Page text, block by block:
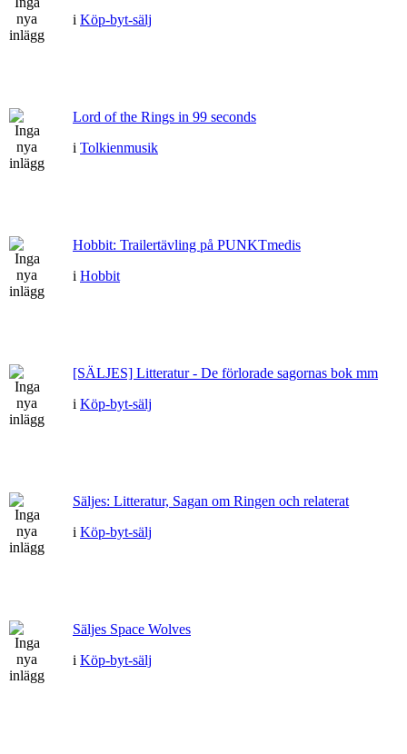
i Köp-byt-sälj
Lord of the Rings in 99 seconds
i Tolkienmusik
Hobbit: Trailertävling på PUNKTmedis
i Hobbit
[SÄLJES] Litteratur - De förlorade sagornas bok mm
i Köp-byt-sälj
Säljes: Litteratur, Sagan om Ringen och relaterat
i Köp-byt-sälj
Säljes Space Wolves
i Köp-byt-sälj